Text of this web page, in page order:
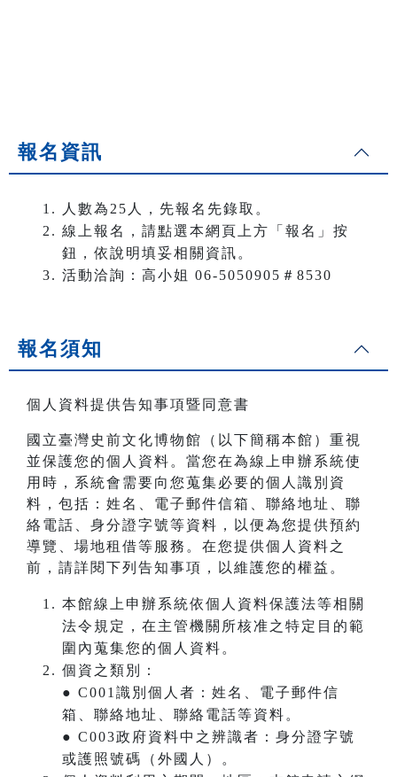
報名資訊
人數為25人，先報名先錄取。
線上報名，請點選本網頁上方「報名」按
鈕，依說明填妥相關資訊。
活動洽詢：高小姐 06-5050905＃8530
報名須知
個人資料提供告知事項暨同意書
國立臺灣史前文化博物館（以下簡稱本館）重視
並保護您的個人資料。當您在為線上申辦系統使
用時，系統會需要向您蒐集必要的個人識別資
料，包括：姓名、電子郵件信箱、聯絡地址、聯
絡電話、身分證字號等資料，以便為您提供預約
導覽、場地租借等服務。在您提供個人資料之
前，請詳閱下列告知事項，以維護您的權益。
本館線上申辦系統依個人資料保護法等相關
法令規定，在主管機關所核准之特定目的範
圍內蒐集您的個人資料。
個資之類別：
● C001識別個人者：姓名、電子郵件信
箱、聯絡地址、聯絡電話等資料。
● C003政府資料中之辨識者：身分證字號
或護照號碼（外國人）。